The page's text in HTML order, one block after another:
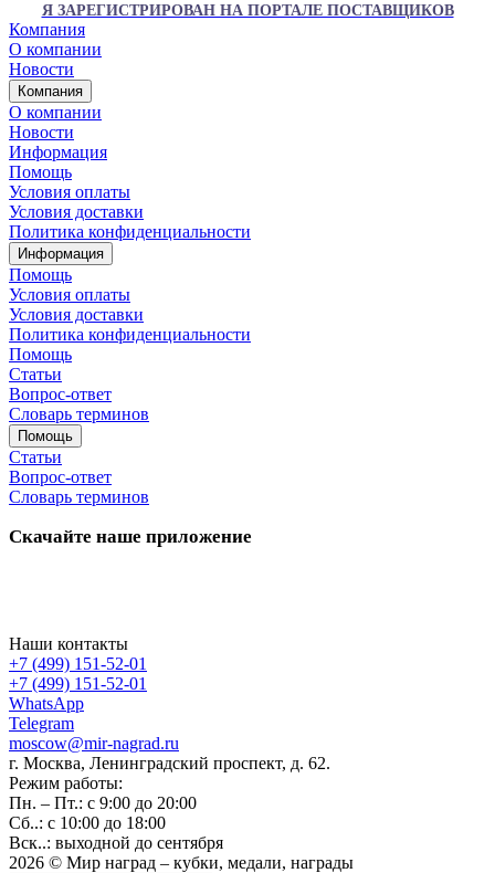
Я ЗАРЕГИСТРИРОВАН НА ПОРТАЛЕ ПОСТАВЩИКОВ
Компания
О компании
Новости
Компания
О компании
Новости
Информация
Помощь
Условия оплаты
Условия доставки
Политика конфиденциальности
Информация
Помощь
Условия оплаты
Условия доставки
Политика конфиденциальности
Помощь
Статьи
Вопрос-ответ
Словарь терминов
Помощь
Статьи
Вопрос-ответ
Словарь терминов
Скачайте наше приложение
Наши контакты
+7 (499) 151-52-01
+7 (499) 151-52-01
WhatsApp
Telegram
moscow@mir-nagrad.ru
г. Москва, Ленинградский проспект, д. 62.
Режим работы:
Пн. – Пт.: с 9:00 до 20:00
Сб..: с 10:00 до 18:00
Вск..: выходной до сентября
2026 © Мир наград – кубки, медали, награды